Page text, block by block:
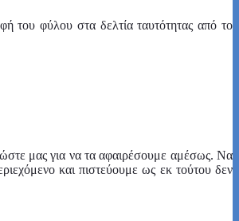
του φύλου στα δελτία ταυτότητας από το
μας για να τα αφαιρέσουμε αμέσως. Να
και πιστεύουμε ως εκ τούτου δεν